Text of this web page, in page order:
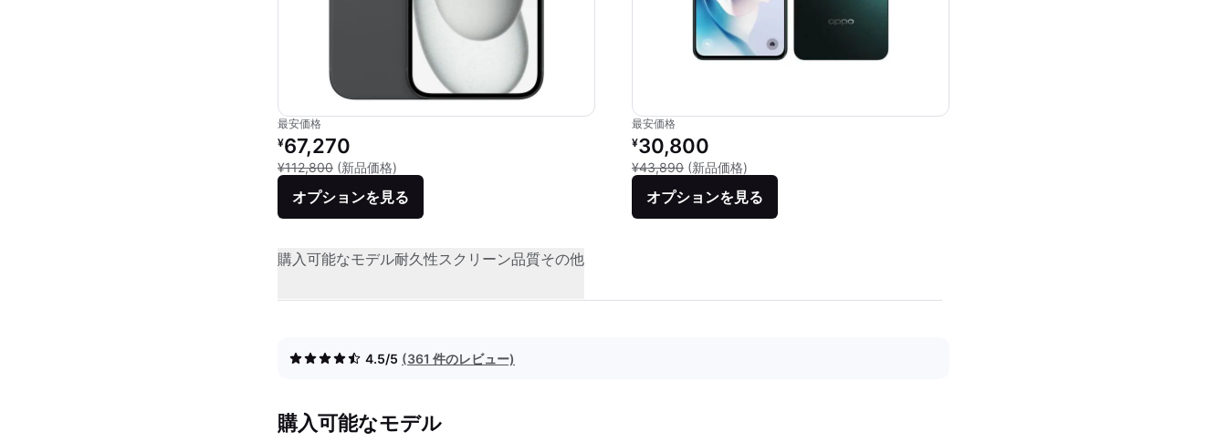
最安価格
リファービッシュ品の価格：
¥67,270
¥112,800 (新品価格)
オプションを見る
最安価格
リファービッシュ品の価格：
¥30,800
¥43,890 (新品価格)
オプションを見る
購入可能なモデル耐久性スクリーン品質その他
4.5/5 (361 件のレビュー)
購入可能なモデル